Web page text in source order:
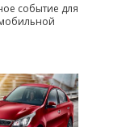
событие для